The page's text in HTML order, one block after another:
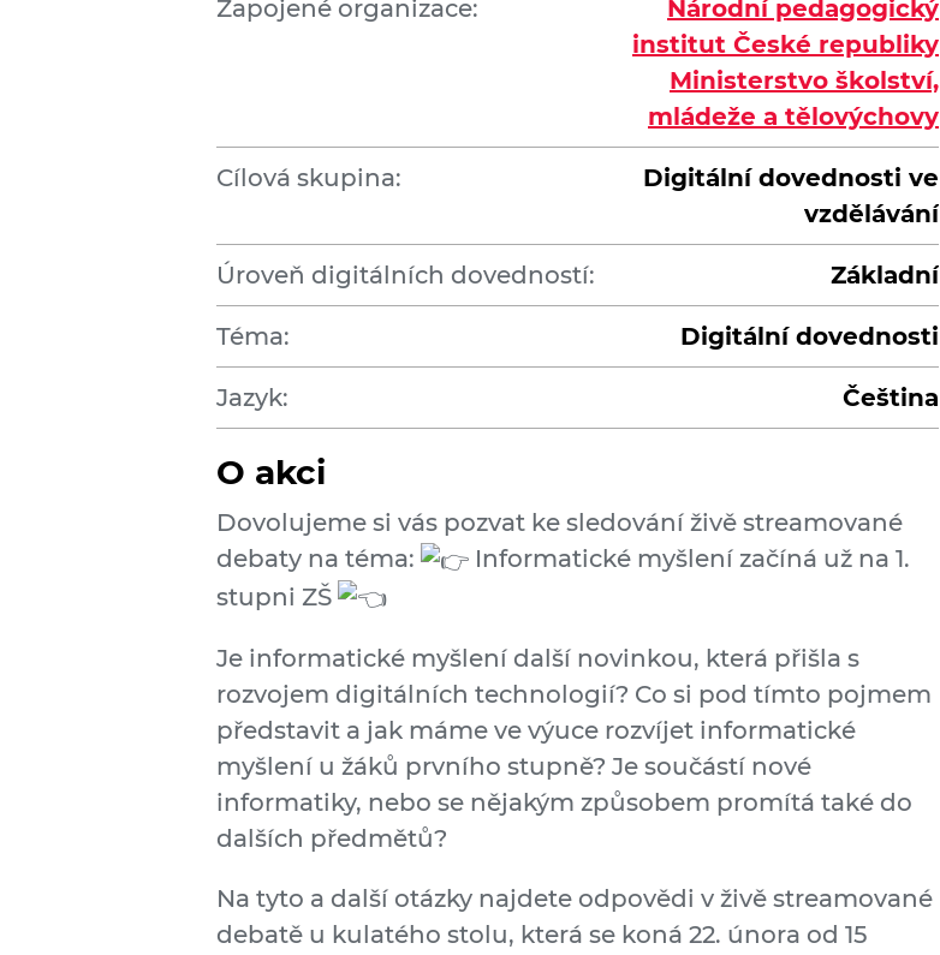
Zapojené organizace:
Národní pedagogický
institut České republiky
Ministerstvo školství,
mládeže a tělovýchovy
Cílová skupina:
Digitální dovednosti ve
vzdělávání
Úroveň digitálních dovedností: Základní
Téma: Digitální dovednosti
Jazyk: Čeština
O akci
Dovolujeme si vás pozvat ke sledování živě streamované
debaty na téma:
Informatické myšlení začíná už na 1.
stupni ZŠ
Je informatické myšlení další novinkou, která přišla s
rozvojem digitálních technologií? Co si pod tímto pojmem
představit a jak máme ve výuce rozvíjet informatické
myšlení u žáků prvního stupně? Je součástí nové
informatiky, nebo se nějakým způsobem promítá také do
dalších předmětů?
Na tyto a další otázky najdete odpovědi v živě streamované
debatě u kulatého stolu, která se koná 22. února od 15